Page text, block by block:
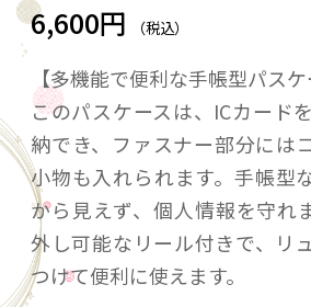
6,600円 （税込）
【多機能で便利な手帳型パスケ
このパスケースは、ICカード
納でき、ファスナー部分には
小物も入れられます。手帳型
から見えず、個人情報を守れ
外し可能なリール付きで、リ
つけて便利に使えます。